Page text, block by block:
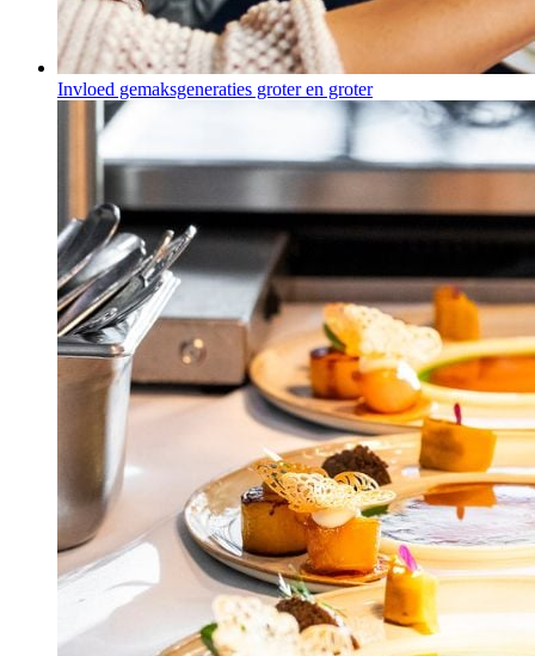
Invloed gemaksgeneraties groter en groter